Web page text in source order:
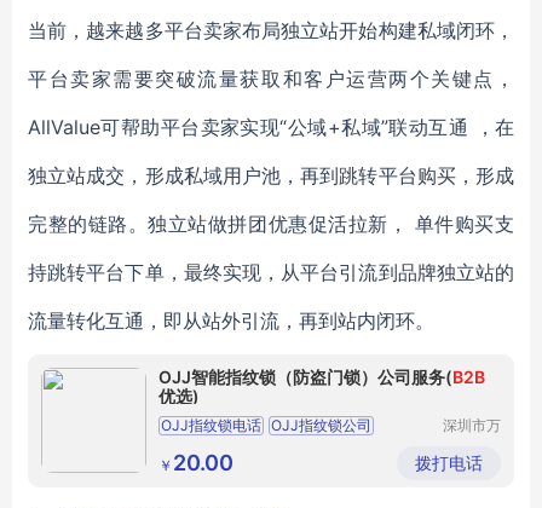
当前，越来越多平台卖家布局独立站开始构建私域闭环，
平台卖家需要突破流量获取和客户运营两个关键点，
AllValue可帮助平台卖家实现“公域+私域”联动互通 ，在
独立站成交，形成私域用户池，再到跳转平台购买，形成
完整的链路。独立站做拼团优惠促活拉新， 单件购买支
持跳转平台下单，最终实现，从平台引流到品牌独立站的
流量转化互通，即从站外引流，再到站内闭环。
OJJ智能指纹锁（防盗门锁）公司服务(B2B
优选)
OJJ指纹锁电话 OJJ指纹锁公司
OJJ智能锁厂家
OJJ智能锁官网维修
深圳市万
务有限公
司
￥ 20.00 拨打电话